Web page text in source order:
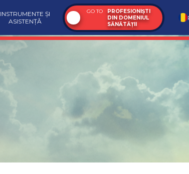
INSTRUMENTE ȘI
ASISTENȚĂ
GO TO
PROFESIONIȘTI
DIN DOMENIUL
SĂNĂTĂȚII